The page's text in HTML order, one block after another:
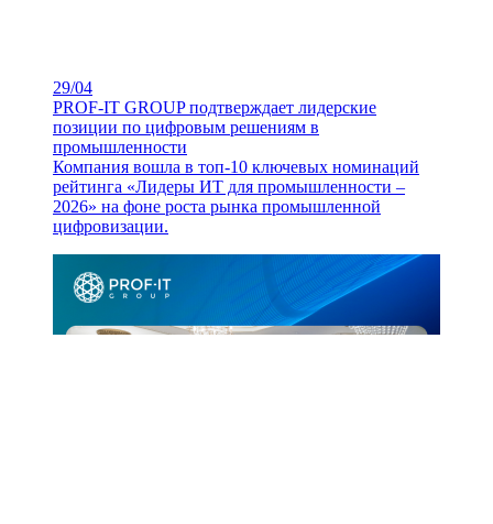
29/04
PROF-IT GROUP подтверждает лидерские
позиции по цифровым решениям в
промышленности
Компания вошла в топ-10 ключевых номинаций
рейтинга «Лидеры ИТ для промышленности –
2026» на фоне роста рынка промышленной
цифровизации.